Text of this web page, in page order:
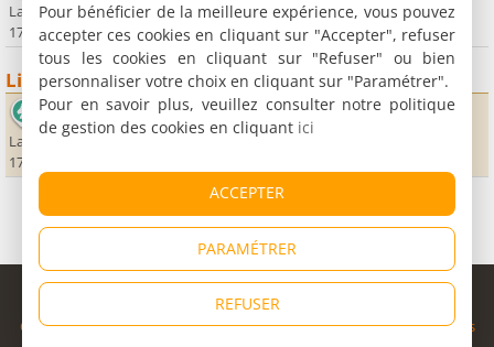
La Tillauderie
17470 Dampierre sur Boutonne
Lieux sportifs
Centre équestre de la Borderie
La Borderie
17470 Villemorin
© Copyright 1998 - 2026
Cybevasion|Mentions légales|Confidentialité|CGU|Informations
Pour bénéficier de la meilleure expérience, vous pouvez
accepter ces cookies en cliquant sur "Accepter", refuser
tous les cookies en cliquant sur "Refuser" ou bien
personnaliser votre choix en cliquant sur "Paramétrer".
Pour en savoir plus, veuillez consulter notre politique
de gestion des cookies en cliquant ici
ACCEPTER
PARAMÉTRER
REFUSER